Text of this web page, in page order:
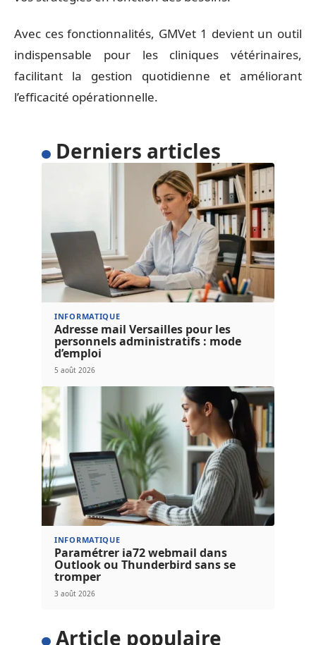
Avec ces fonctionnalités, GMVet 1 devient un outil
indispensable pour les cliniques vétérinaires,
facilitant la gestion quotidienne et améliorant
l’efficacité opérationnelle.
Derniers articles
INFORMATIQUE
Adresse mail Versailles pour les
personnels administratifs : mode
d’emploi
5 août 2026
INFORMATIQUE
Paramétrer ia72 webmail dans
Outlook ou Thunderbird sans se
tromper
3 août 2026
Article populaire